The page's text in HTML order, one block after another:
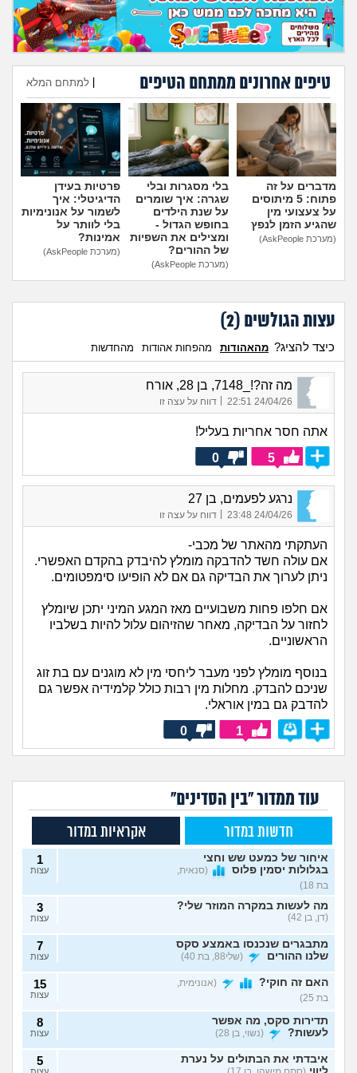
מה שעובר עליי
שומרים על הגוף
פיננסי וכלכלה
בין הסדינים
חיות מחמד
יוקר המחיה
גאווה
טיפים אחרונים ממתחם הטיפים למתחם המלא
הוספת טיפ
מדברים על זה
פתוח: 5 מיתוסים
על צעצועי מין
שהגיע הזמן לנפץ
(מערכת AskPeople)
בלי מסגרות ובלי
שגרה: איך שומרים
על שנת הילדים
בחופש הגדול -
ומצילים את השפיות
של ההורים?
(מערכת AskPeople)
פרטיות בעידן
הדיגיטלי: איך
לשמור על אנונימיות
בלי לוותר על
אמינות?
(מערכת AskPeople)
עצות הגולשים (2
)
כיצד להציג? מהאהודות מהפחות אהודות מהחדשות
מה זה?!_7148, בן 28, אורח
24/04/26 22:51
| דווח על עצה זו
אתה חסר אחריות בעליל!
5
0
נרגע לפעמים, בן 27
24/04/26 23:48 דווח על עצה זו
העתקתי מהאתר של מכבי-
אם עולה חשד להדבקה מומלץ להיבדק בהקדם האפשרי.
ניתן לערוך את הבדיקה גם אם לא הופיעו סימפטומים.
אם חלפו פחות משבועיים מאז המגע המיני יתכן שיומלץ
לחזור על הבדיקה, מאחר שהזיהום עלול להיות בשלביו
הראשוניים.
בנוסף מומלץ לפני מעבר ליחסי מין לא מוגנים עם בת זוג
שניכם להבדק. מחלות מין רבות כולל קלמידיה אפשר גם
להדבק גם במין אוראלי.
1
0
עוד ממדור "בין הסדינים"
חדשות במדור אקראיות במדור
איחור של כמעט שש וחצי
בגלולות יסמין פלוס
(סנאית,
בת 18)
1
עצות
מה לעשות במקרה המוזר שלי?
(דן, בן 42)
3
עצות
מתבגרים שנכנסו באמצע סקס
שלנו ההורים
(שלי88, בת 40)
7
עצות
האם זה חוקי?
(אנונימית,
בת 25)
15
עצות
תדירות סקס, מה אפשר
לעשות?
(נשוי, בן 28)
8
עצות
איבדתי את הבתולים על נערת
5